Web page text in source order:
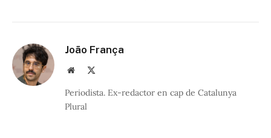
João França
Website
Periodista. Ex-redactor en cap de Catalunya
Plural